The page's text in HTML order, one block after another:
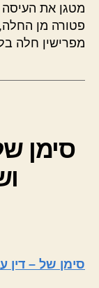
מטגן את העיסה
פטורה מן
מפרישין חלה
סימן
סימן של – דין